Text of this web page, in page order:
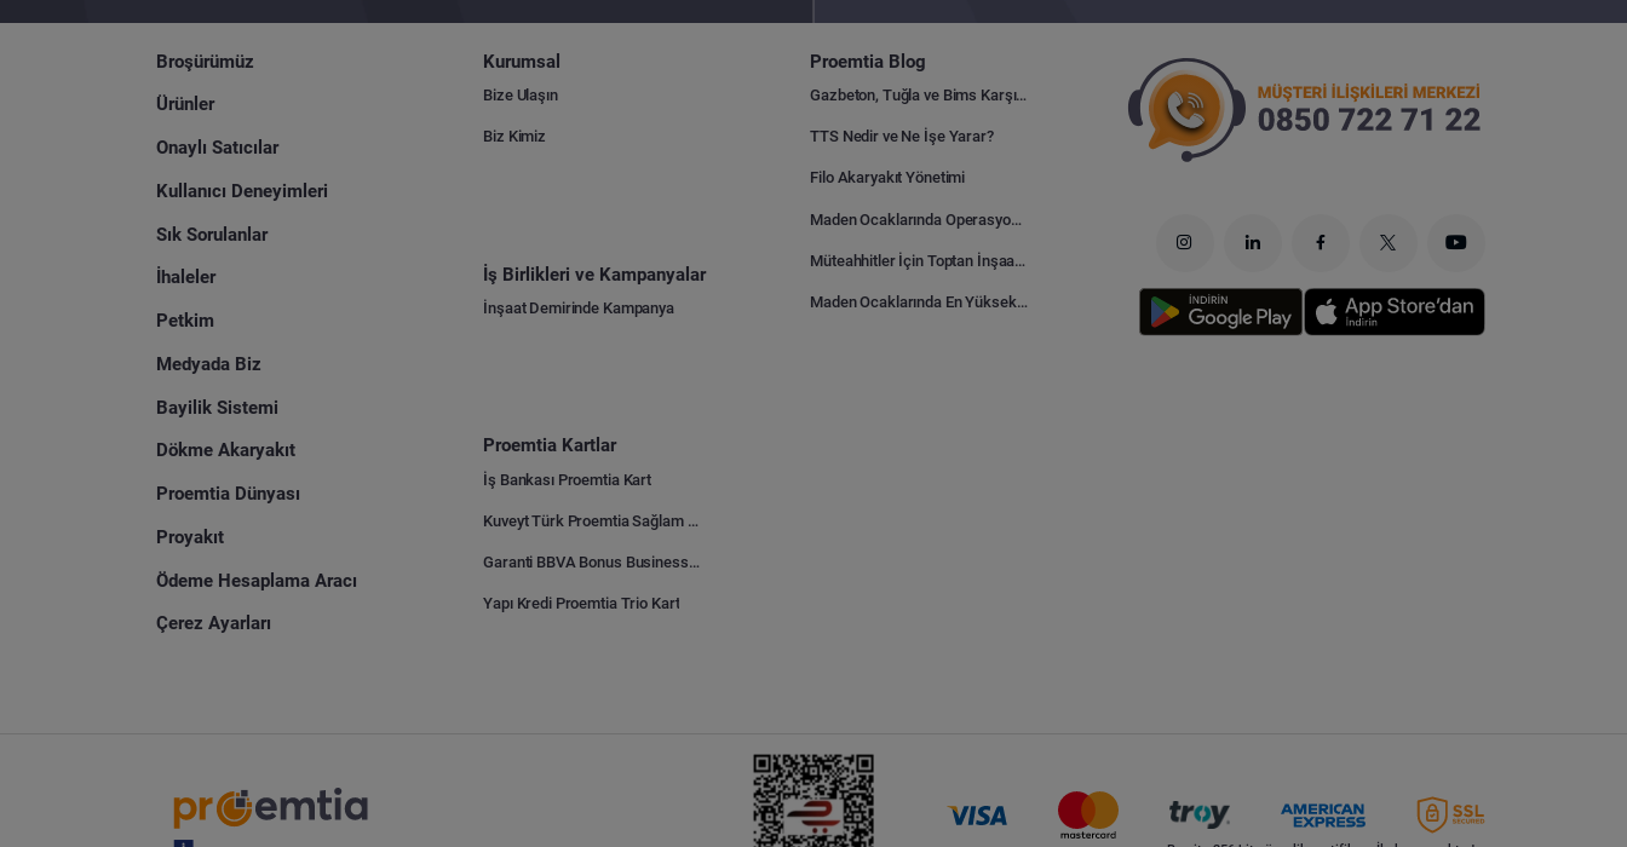
Broşürümüz
Ürünler
Onaylı Satıcılar
Kullanıcı Deneyimleri
Sık Sorulanlar
İhaleler
Petkim
Medyada Biz
Bayilik Sistemi
Dökme Akaryakıt
Proemtia Dünyası
Proyakıt
Ödeme Hesaplama Aracı
Çerez Ayarları
Kurumsal
Bize Ulaşın
Biz Kimiz
İş Birlikleri ve Kampanyalar
İnşaat Demirinde Kampanya
Proemtia Kartlar
İş Bankası Proemtia Kart
Kuveyt Türk Proemtia Sağlam Bayi Kart
Garanti BBVA Bonus Business Proemtia Bayi Kart
Yapı Kredi Proemtia Trio Kart
Proemtia Blog
Gazbeton, Tuğla ve Bims Karşılaştırması: Hangisi Daha Avantajlı?
TTS Nedir ve Ne İşe Yarar?
Filo Akaryakıt Yönetimi
Maden Ocaklarında Operasyonel Verimlilik Nasıl Arttırılır?
Müteahhitler İçin Toptan İnşaat Malzemesi Satın Alma Rehberi
Maden Ocaklarında En Yüksek Gider Kalemleri Nelerdir?